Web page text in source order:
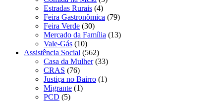
Estradas Rurais (4)
Feira Gastronômica (79)
Feira Verde (30)
Mercado da Família (13)
Vale-Gás (10)
Assistência Social (562)
Casa da Mulher(33)
CRAS (76)
Justiça no Bairro (1)
Migrante (1)
PCD (5)